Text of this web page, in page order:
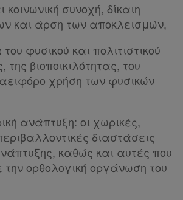
6 [-]
κοινωνική συνοχή, δίκαιη
και άρση των αποκλεισμών,
φυσικού και πολιτιστικού
βιοποικιλότητας, του
αειφόρο χρήση των φυσικών
ανάπτυξη: οι χωρικές,
διαστάσεις
καθώς και αυτές που
την ορθολογική οργάνωση του